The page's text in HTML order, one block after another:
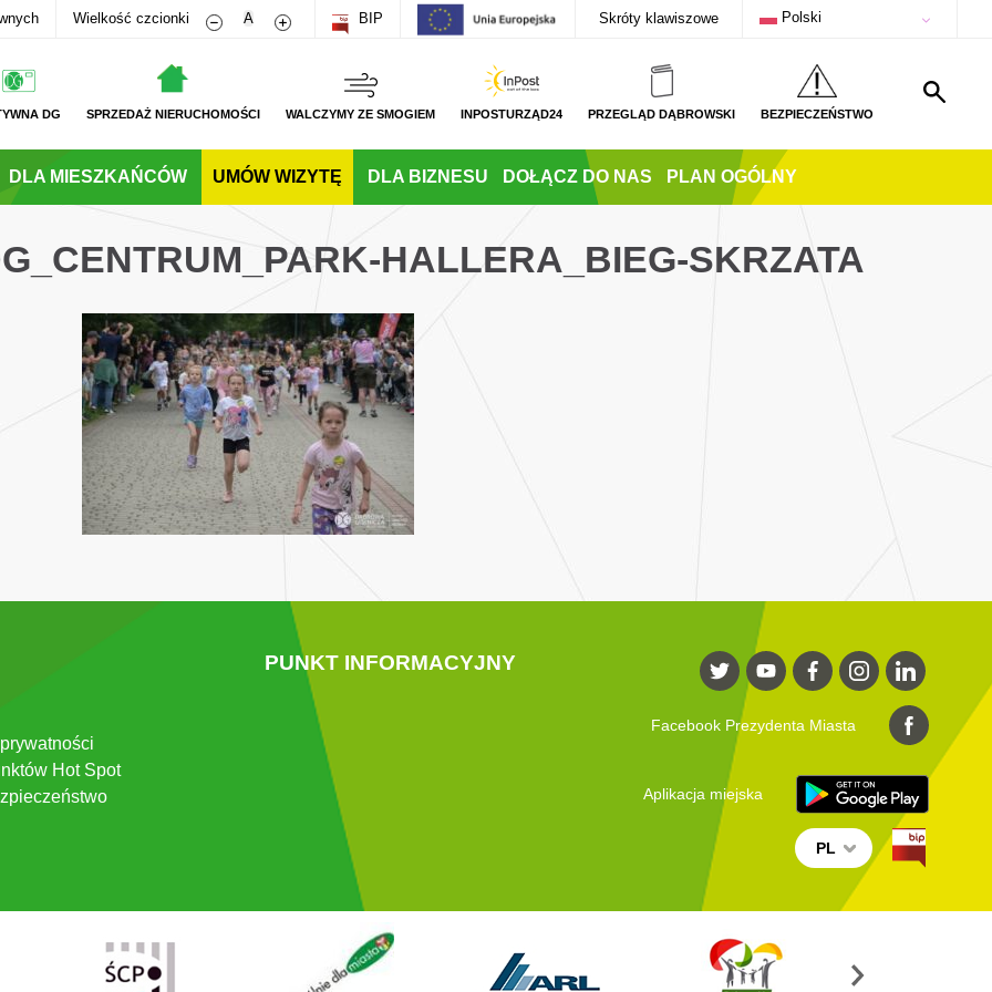
Wielkość czcionki Zmniejsz rozmiar czcionki
A Zwiększ rozmiar czcionki
BIP Skróty klawiszowe Polski
DG SPRZEDAŻ NIERUCHOMOŚCI WALCZYMY ZE SMOGIEM INPOSTURZĄD24 PRZEGLĄD DĄBROWSKI BEZPIECZEŃSTWO
DLA MIESZKAŃCÓW UMÓW WIZYTĘ DLA BIZNESU DOŁĄCZ DO NAS PLAN OGÓLNY
HALLERA_BIEG-SKRZATA
Hot Spot
PUNKT INFORMACYJNY
Facebook Prezydenta Miasta
Aplikacja miejska
PL